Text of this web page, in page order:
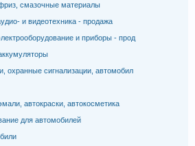
смазочные материалы
и видеотехника - продажа
и приборы - прод
охранные сигнализации, автомобил
автокраски, автокосметика
для автомобилей